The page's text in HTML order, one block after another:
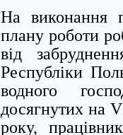
На виконання
плану роботи
від
Республіки
водного
досягнутих на
року,